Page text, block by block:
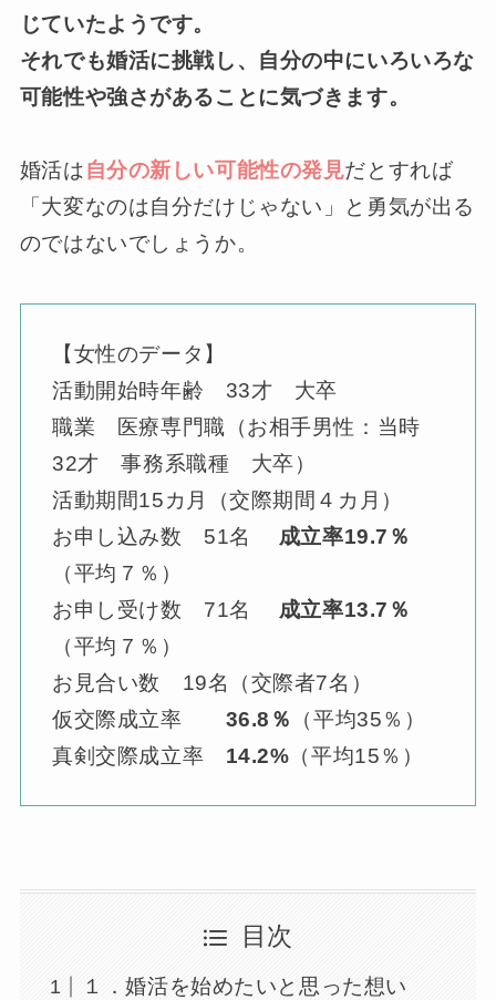
じていたようです。
それでも婚活に挑戦し、自分の中にいろいろな
可能性や強さがあることに気づきます。
婚活は自分の新しい可能性の発見だとすれば
「大変なのは自分だけじゃない」と勇気が出る
のではないでしょうか。
【女性のデータ】
活動開始時年齢 33才 大卒
職業 医療専門職（お相手男性：当時
32才 事務系職種 大卒）
活動期間15カ月（交際期間４カ月）
お申し込み数 51名 成立率19.7％
（平均７％）
お申し受け数 71名 成立率13.7％
（平均７％）
お見合い数 19名（交際者7名）
仮交際成立率 36.8％
（平均35％）
真剣交際成立率 14.2% （平均15％）
目次
１．婚活を始めたいと思った想い